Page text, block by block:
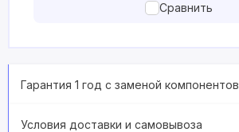
Сравнить
Гарантия 1 год с заменой компонентов
Условия доставки и самовывоза